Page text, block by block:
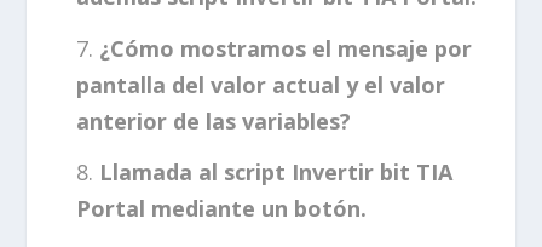
¿Cómo mostramos el mensaje por
pantalla del valor actual y el valor
anterior de las variables?
Llamada al script Invertir bit TIA
Portal mediante un botón.